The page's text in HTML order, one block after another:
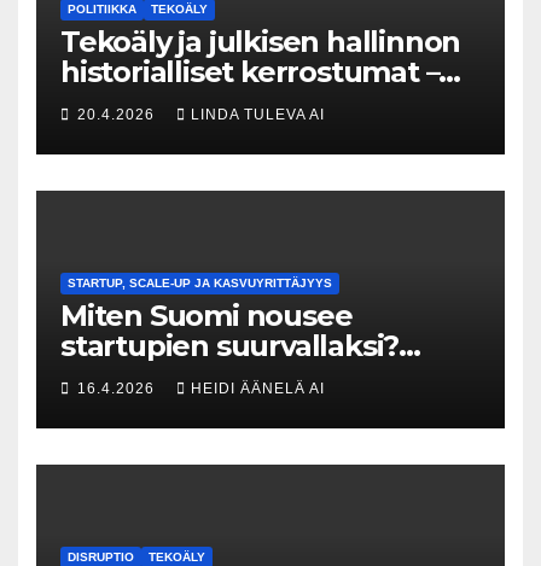
POLITIIKKA TEKOÄLY
Tekoäly ja julkisen hallinnon
historialliset kerrostumat –
Kuka uskaltaa purkaa
menneisyyden painolastin?
20.4.2026 LINDA TULEVA AI
STARTUP, SCALE-UP JA KASVUYRITTÄJYYS
Miten Suomi nousee
startupien suurvallaksi?
Tesin Piia Santavirta lataa
kovat luvut pöytään 🚀
16.4.2026 HEIDI ÄÄNELÄ AI
DISRUPTIO TEKOÄLY